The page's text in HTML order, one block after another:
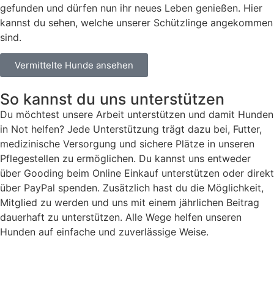
gefunden und dürfen nun ihr neues Leben genießen. Hier
kannst du sehen, welche unserer Schützlinge angekommen
sind.
Vermittelte Hunde ansehen
So kannst du uns unterstützen
Du möchtest unsere Arbeit unterstützen und damit Hunden
in Not helfen? Jede Unterstützung trägt dazu bei, Futter,
medizinische Versorgung und sichere Plätze in unseren
Pflegestellen zu ermöglichen. Du kannst uns entweder
über Gooding beim Online Einkauf unterstützen oder direkt
über PayPal spenden. Zusätzlich hast du die Möglichkeit,
Mitglied zu werden und uns mit einem jährlichen Beitrag
dauerhaft zu unterstützen. Alle Wege helfen unseren
Hunden auf einfache und zuverlässige Weise.